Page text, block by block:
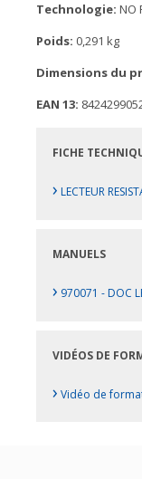
Technologie: NO
Poids: 0,291 kg
Dimensions du
EAN 13:
FICHE
› LECTEUR
MANUELS
› 970071 - DOC
VIDÉOS DE
› Vidéo de